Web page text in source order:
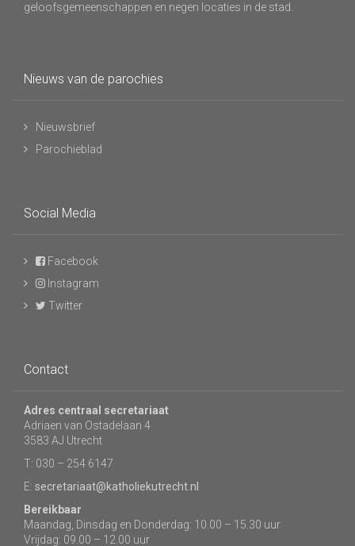
geloofsgemeenschappen en negen locaties in de stad.
Nieuws van de parochies
Nieuwsbrief
Parochieblad
Social Media
Facebook
Instagram
Twitter
Contact
Adres centraal secretariaat
Adriaen van Ostadelaan 4
3583 AJ Utrecht
T: 030 – 254 6147
E: secretariaat@katholiekutrecht.nl
Bereikbaar
Maandag, Dinsdag en Donderdag: 10.00 – 15.30 uur
Vrijdag: 09.00 – 12.00 uur